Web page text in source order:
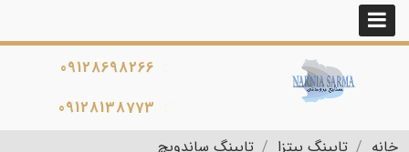
09128698266
09128138773
خانه
تاپینگ پیتزا تاپینگ ساندویچ